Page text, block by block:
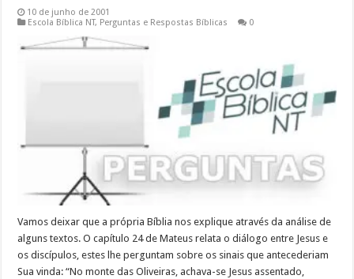
10 de junho de 2001
Escola Bíblica NT, Perguntas e Respostas Bíblicas 0
Vamos deixar que a própria Bíblia nos explique através da análise de
alguns textos. O capítulo 24 de Mateus relata o diálogo entre Jesus e
os discípulos, estes lhe perguntam sobre os sinais que antecederiam
Sua vinda: “No monte das Oliveiras, achava-se Jesus assentado,